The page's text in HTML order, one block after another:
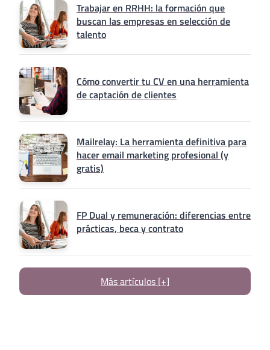
Trabajar en RRHH: la formación que
buscan las empresas en selección de
talento
Cómo convertir tu CV en una herramienta
de captación de clientes
Mailrelay: La herramienta definitiva para
hacer email marketing profesional (y
gratis)
FP Dual y remuneración: diferencias entre
prácticas, beca y contrato
Más artículos [+]